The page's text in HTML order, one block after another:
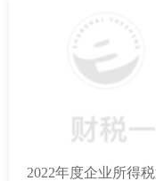
2022年度企业所得